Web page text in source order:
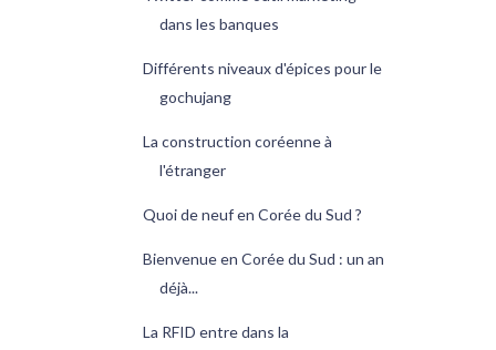
dans les banques
Différents niveaux d'épices pour le
gochujang
La construction coréenne à
l'étranger
Quoi de neuf en Corée du Sud ?
Bienvenue en Corée du Sud : un an
déjà...
La RFID entre dans la